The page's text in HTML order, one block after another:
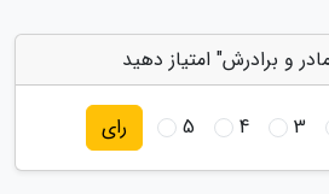
و برادرش" امتیاز دهید
3
4
5 رای